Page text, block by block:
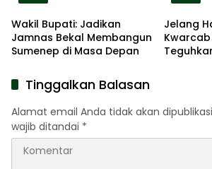
Wakil Bupati: Jadikan
Jamnas Bekal Membangun
Sumenep di Masa Depan
Jelang
Tinggalkan Balasan
Alamat email Anda tidak akan
wajib ditandai *